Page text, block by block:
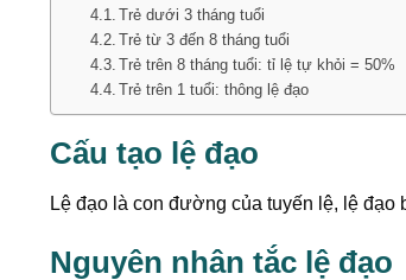
Trẻ dưới 3 tháng tuổi
Trẻ từ 3 đến 8 tháng tuổi
Trẻ trên 8 tháng tuổi: tỉ lệ tự khỏi = 50%
Trẻ trên 1 tuổi: thông lệ đạo
Cấu tạo lệ đạo
Lệ đạo là con đường của tuyến lệ, lệ
Nguyên nhân tắc lệ đạo